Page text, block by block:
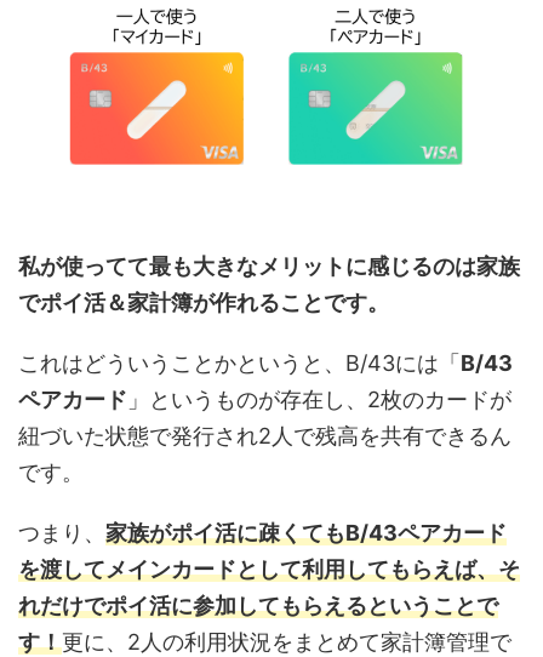
私が使ってて最も大きなメリットに感じるのは家族
でポイ活＆家計簿が作れることです。
これはどういうことかというと、B/43には「 B/43
ペアカード 」というものが存在し、2枚のカードが
紐づいた状態で発行され2人で残高を共有できるん
です。
つまり、 家族がポイ活に疎くてもB/43ペアカード
を渡してメインカードとして利用してもらえば、そ
れだけでポイ活に参加してもらえるということで
す！更に、2人の利用状況をまとめて家計簿管理で